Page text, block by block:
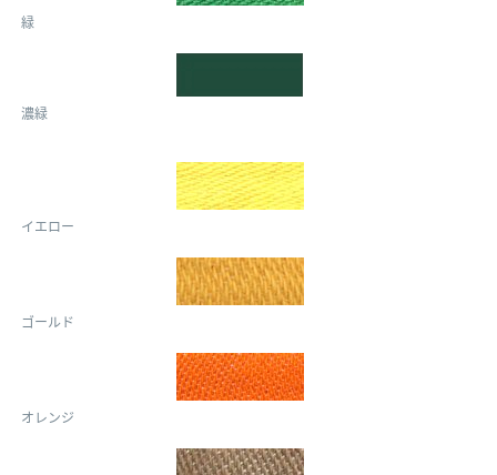
緑
濃緑
イエロー
ゴールド
オレンジ